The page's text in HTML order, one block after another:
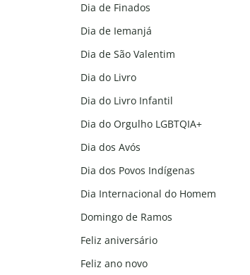
Dia de Finados
Dia de Iemanjá
Dia de São Valentim
Dia do Livro
Dia do Livro Infantil
Dia do Orgulho LGBTQIA+
Dia dos Avós
Dia dos Povos Indígenas
Dia Internacional do Homem
Domingo de Ramos
Feliz aniversário
Feliz ano novo